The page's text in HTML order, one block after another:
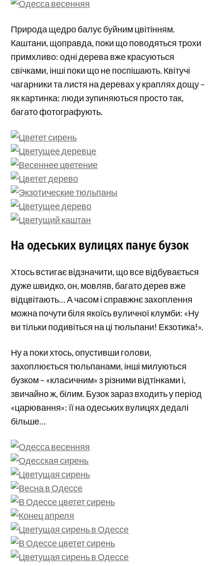
Природа щедро балує буйним цвітінням.
Каштани, щоправда, поки що поводяться трохи
примхливо: одні дерева вже красуються
свічками, інші поки що не поспішають. Квітучі
чагарники та листя на деревах у краплях дощу –
як картинка: люди зупиняються просто так,
багато фотографують.
На одеських вулицях панує бузок
Хтось встигає відзначити, що все відбувається
дуже швидко, он, мовляв, багато дерев вже
відцвітають… А часом і справжнє захоплення
можна почути біля якоїсь вуличної клумби: «Ну
ви тільки подивіться на ці тюльпани! Екзотика!».
Ну а поки хтось, опустивши голови,
захоплюється тюльпанами, інші милуються
бузком – «класичним» з різними відтінками і,
звичайно ж, білим. Бузок зараз входить у період
«царювання»: її на одеських вулицях дедалі
більше…